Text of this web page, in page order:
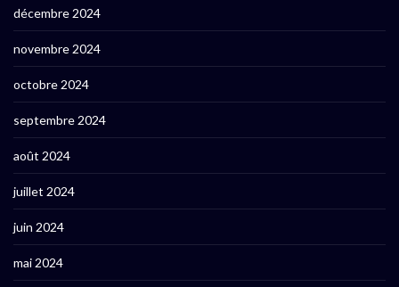
décembre 2024
novembre 2024
octobre 2024
septembre 2024
août 2024
juillet 2024
juin 2024
mai 2024